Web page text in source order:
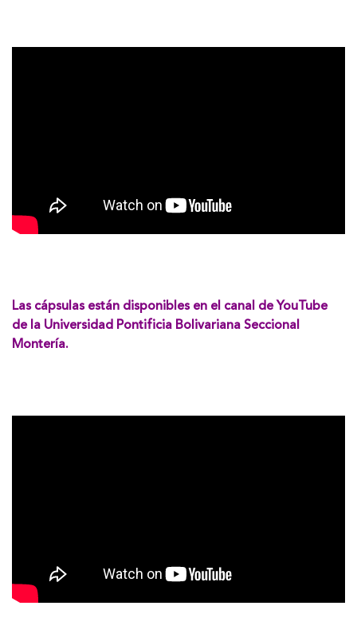
Las cápsulas están disponibles en el canal de YouTube
de la Universidad Pontificia Bolivariana Seccional
Montería.